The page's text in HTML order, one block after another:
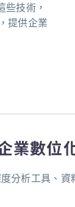
技術，
提供企業
業數位
析工具、